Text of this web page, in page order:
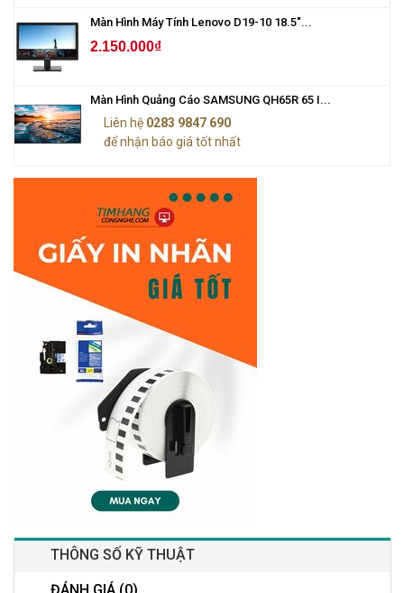
Màn Hình Máy Tính Lenovo D19-10 18.5"...
2.150.000₫
Màn Hình Quảng Cáo SAMSUNG QH65R 65 I...
Liên hệ 0283 9847 690
để nhận báo giá tốt nhất
THÔNG SỐ KỸ THUẬT